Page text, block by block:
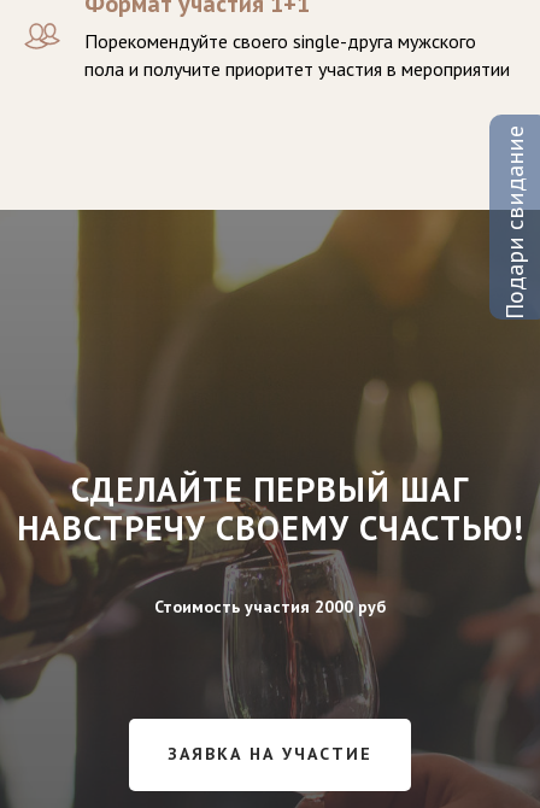
Подари свидание
Порекомендуйте своего single-друга мужского
пола и получите приоритет участия в мероприятии
СДЕЛАЙТЕ ПЕРВЫЙ ШАГ
НАВСТРЕЧУ СВОЕМУ СЧАСТЬЮ!
Стоимость участия 2000 руб
ЗАЯВКА НА УЧАСТИЕ